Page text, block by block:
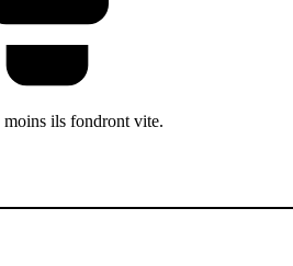
moins ils fondront vite.